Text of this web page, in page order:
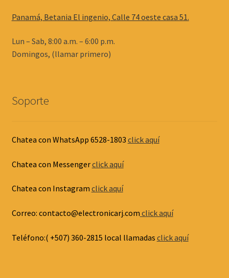
Panamá, Betania El ingenio, Calle 74 oeste casa 51.
Lun – Sab, 8:00 a.m. – 6:00 p.m.
Domingos, (llamar primero)
Soporte
Chatea con WhatsApp 6528-1803 click aquí
Chatea con Messengerclick aquí
Chatea con Instagram click aquí
Correo: contacto@electronicarj.com click aquí
Teléfono:( +507) 360-2815 local llamadas click aquí